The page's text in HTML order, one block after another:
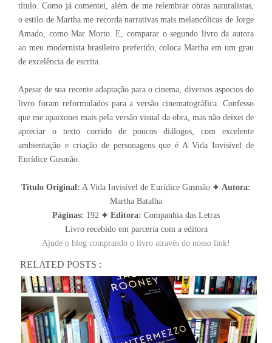
título. Como já comentei, além de me relembrar obras naturalistas,
o estilo de Martha me recorda narrativas mais melancólicas de Jorge
Amado, como Mar Morto. E, comparar o segundo livro da autora
ao meu modernista brasileiro preferido, coloca Martha em um grau
de excelência de escrita.
Apesar de sua recente adaptação para o cinema, diversos aspectos do
livro foram reformulados para a versão cinematográfica. Confesso
que me apaixonei mais pela versão visual da obra, mas não deixei de
apreciar o texto corrido de poucos diálogos, com excelente
ambientação e criação de personagens que é A Vida Invisível de
Eurídice Gusmão.
Título Original: A Vida Invisível de Eurídice Gusmão ✦ Autora:
Martha Batalha
Páginas: 192 ✦ Editora: Companhia das Letras
Livro recebido em parceria com a editora
Ajude o blog comprando o livro através do nosso link!
RELATED POSTS :